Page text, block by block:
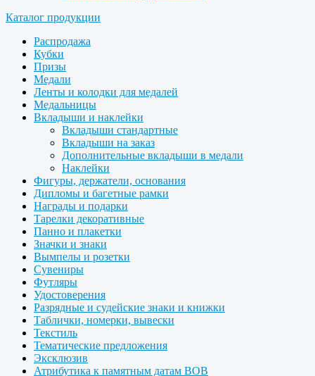
Каталог продукции
Распродажа
Кубки
Призы
Медали
Ленты и колодки для медалей
Медальницы
Вкладыши и наклейки
Вкладыши стандартные
Вкладыши на заказ
Дополнительные вкладыши в медали
Наклейки
Фигуры, держатели, основания
Дипломы и багетные рамки
Награды и подарки
Тарелки декоративные
Панно и плакетки
Значки и знаки
Вымпелы и розетки
Сувениры
Футляры
Удостоверения
Разрядные и судейские знаки и книжки
Таблички, номерки, вывески
Текстиль
Тематические предложения
Эксклюзив
Атрибутика к памятным датам ВОВ